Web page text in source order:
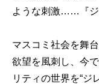
ような刺激……『ジ
マスコミ社会を舞
欲望を風刺し、今
リティの世界を“ジ